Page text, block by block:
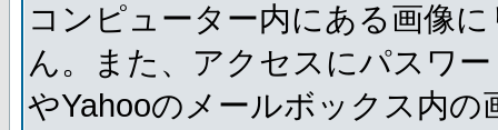
コンピューター内にある画像
ん。また、アクセスにパスワ
やYahooのメールボックス内